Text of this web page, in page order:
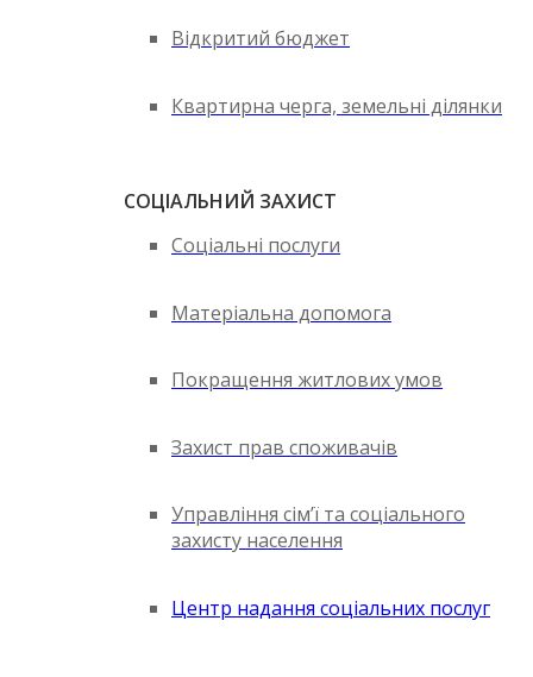
Відкритий бюджет
Квартирна черга, земельні ділянки
СОЦІАЛЬНИЙ ЗАХИСТ
Соціальні послуги
Матеріальна допомога
Покращення житлових умов
Захист прав споживачів
Управління сім’ї та соціального
захисту населення
Центр надання соціальних послуг